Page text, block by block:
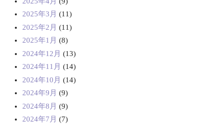
2025年3月 (11)
2025年2月 (11)
2025年1月 (8)
2024年12月 (13)
2024年11月 (14)
2024年10月 (14)
2024年9月 (9)
2024年8月 (9)
2024年7月 (7)